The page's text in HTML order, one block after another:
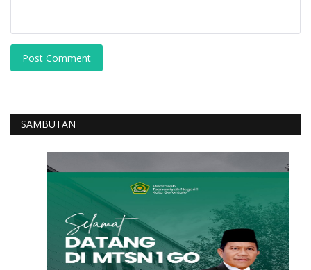
Post Comment
SAMBUTAN